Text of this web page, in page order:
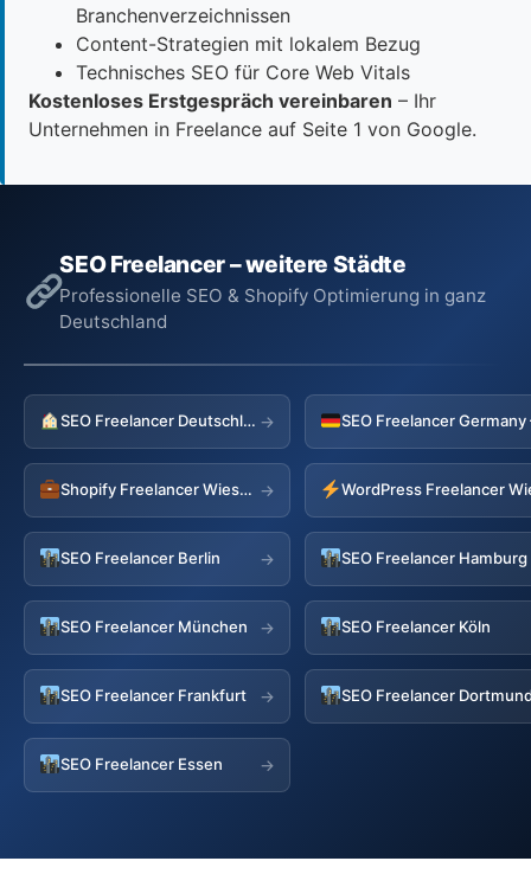
Branchenverzeichnissen
Content-Strategien mit lokalem Bezug
Technisches SEO für Core Web Vitals
Kostenloses Erstgespräch vereinbaren – Ihr
Unternehmen in Freelance auf Seite 1 von Google.
SEO Freelancer – weitere Städte
Professionelle SEO & Shopify Optimierung in ganz
Deutschland
SEO Freelancer Deutschland →
Shopify Freelancer Wiesmoor → WordPress Freelancer
SEO Freelancer Berlin → SEO Freelancer Hamburg
SEO Freelancer München → SEO Freelancer Köln
SEO Freelancer Frankfurt → SEO Freelancer
SEO Freelancer Essen →